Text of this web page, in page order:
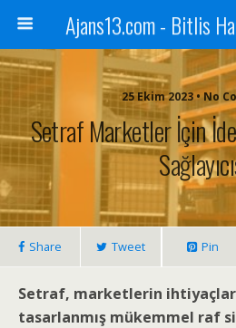
25 Ekim 2023 • No
Setraf Marketler İçin
Share Tweet Pin
Setraf, marketlerin
tasarlanmış mükemmel raf